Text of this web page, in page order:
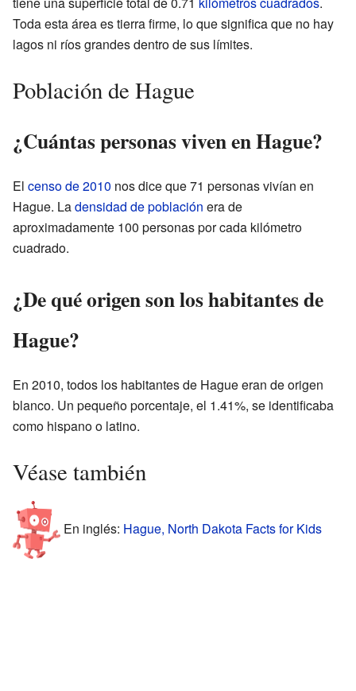
Toda esta área es tierra firme, lo que significa que no hay
lagos ni ríos grandes dentro de sus límites.
Población de Hague
¿Cuántas personas viven en Hague?
El censo de 2010 nos dice que 71 personas vivían en
Hague. Ladensidad de población era de
aproximadamente 100 personas por cada kilómetro
cuadrado.
¿De qué origen son los habitantes de
Hague?
En 2010, todos los habitantes de Hague eran de origen
blanco. Un pequeño porcentaje, el 1.41%, se identificaba
como hispano o latino.
Véase también
En inglés: Hague, North Dakota Facts for Kids